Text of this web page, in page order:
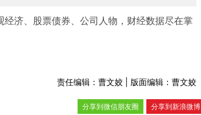
经济、股票债券、公司人物，财经数据尽在掌
责任编辑：曹文姣 | 版面编辑：曹文姣
分享到新浪微博
分享到微信朋友圈